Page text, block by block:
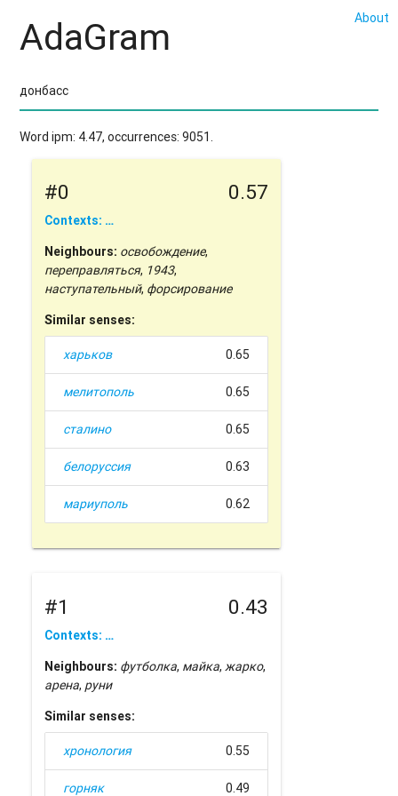
About
AdaGram
Word ipm: 4.47, occurrences: 9051.
#0 0.57
Contexts: …
Neighbours: освобождение,
переправляться, 1943,
наступательный, форсирование
Similar senses:
харьков 0.65
мелитополь 0.65
сталино 0.65
белоруссия 0.63
мариуполь 0.62
#1 0.43
Contexts: …
Neighbours: футболка, майка,жарко,
арена, руни
Similar senses:
хронология 0.55
горняк 0.49